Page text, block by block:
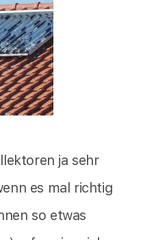
ja sehr
es mal richtig
so etwas